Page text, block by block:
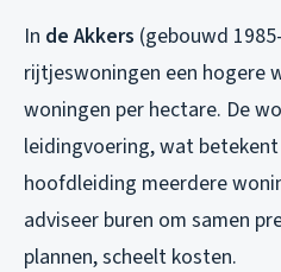
In de Akkers (gebouwd
rijtjeswoningen een hogere
woningen per hectare. De
leidingvoering, wat
hoofdleiding meerdere
adviseer buren om samen
plannen, scheelt kosten.